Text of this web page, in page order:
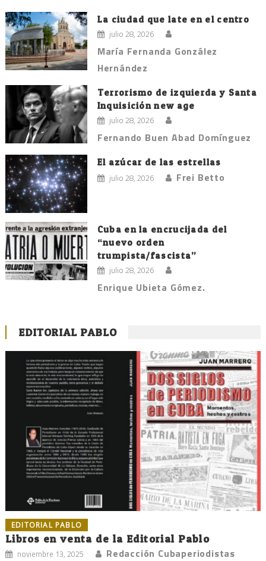
La ciudad que late en el centro
julio 28, 2026
María Fernanda González
Hernández
Terrorismo de izquierda y Santa
Inquisición new age
julio 28, 2026
Fernando Buen Abad Domínguez
El azúcar de las estrellas
julio 28, 2026 Frei Betto
Cuba en la encrucijada del
“nuevo orden
trumpista/fascista”
julio 28, 2026
Enrique Ubieta Gómez.
EDITORIAL PABLO
EDITORIAL PABLO
Libros en venta de la Editorial Pablo
noviembre 13, 2025 Redacción Cubaperiodistas